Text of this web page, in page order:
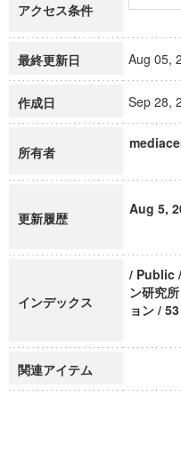
アクセス条件
最終更新日 Aug 05,
作成日 Sep 28,
所有者
更新履歴
Aug 5,
インデックス
/ Public
ン研究
ョン /
関連アイテム